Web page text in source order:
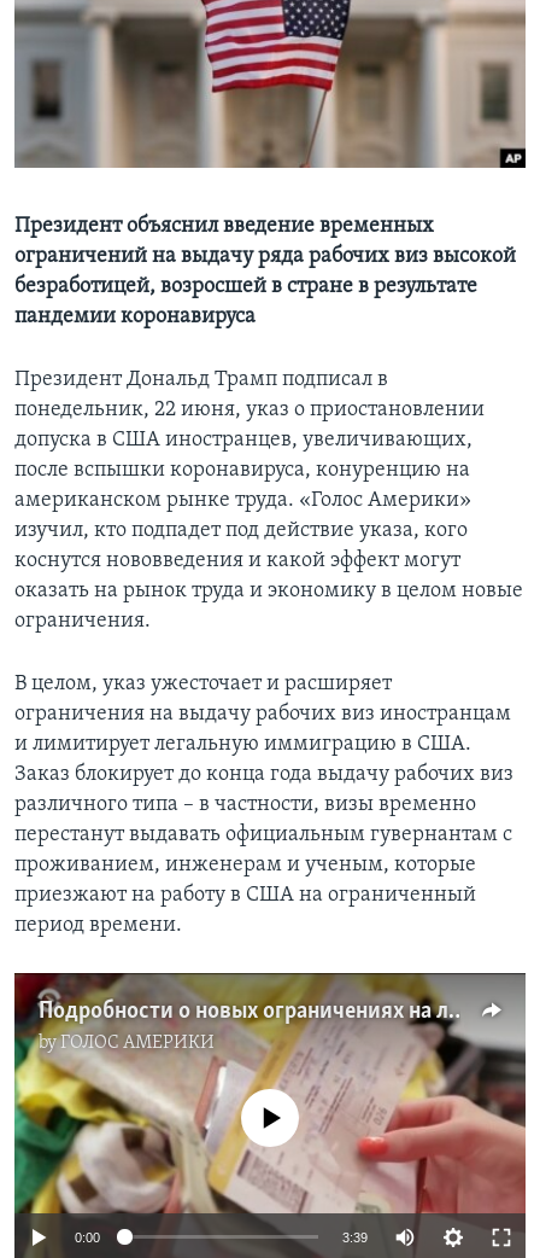
Learning English
СОЦИАЛЬНЫЕ СЕТИ
Языки
Президент объяснил введение временных
ограничений на выдачу ряда рабочих виз высокой
безработицей, возросшей в стране в результате
пандемии коронавируса
Президент Дональд Трамп подписал в
понедельник, 22 июня, указ о приостановлении
допуска в США иностранцев, увеличивающих,
после вспышки коронавируса, конуренцию на
американском рынке труда. «Голос Америки»
изучил, кто подпадет под действие указа, кого
коснутся нововведения и какой эффект могут
оказать на рынок труда и экономику в целом новые
ограничения.
В целом, указ ужесточает и расширяет
ограничения на выдачу рабочих виз иностранцам
и лимитирует легальную иммиграцию в США.
Заказ блокирует до конца года выдачу рабочих виз
различного типа – в частности, визы временно
перестанут выдавать официальным гувернантам с
проживанием, инженерам и ученым, которые
приезжают на работу в США на ограниченный
период времени.
Подробности о новых ограничениях на легальную иммиграцию в США
byГОЛОС АМЕРИКИ
No media source currently available
0:00 3:39